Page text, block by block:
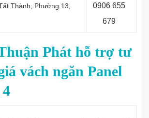
Thành, Phường 13,
0906 655
679
Phát hỗ trợ tư
vách ngăn Panel